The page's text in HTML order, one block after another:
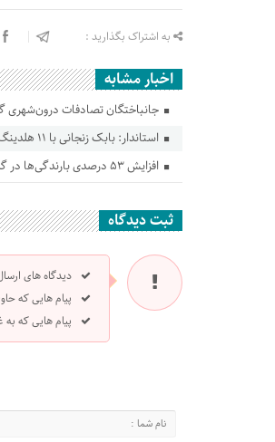
به اشتراک بگذارید :
اخبار مشابه
جانباختگان تصادفات درون‌شهری گلستان ۱۷ درصد
استاندار: بابک زنجانی با ۱۱ هلدینگ اقتصادی پیگیر سرمایه‌گذاری در گلستان است
افزایش ۵۳ درصدی بارندگی‌ها در گلستان
ثبت دیدگاه
دیدگاه های
پیام هایی که
پیام هایی که